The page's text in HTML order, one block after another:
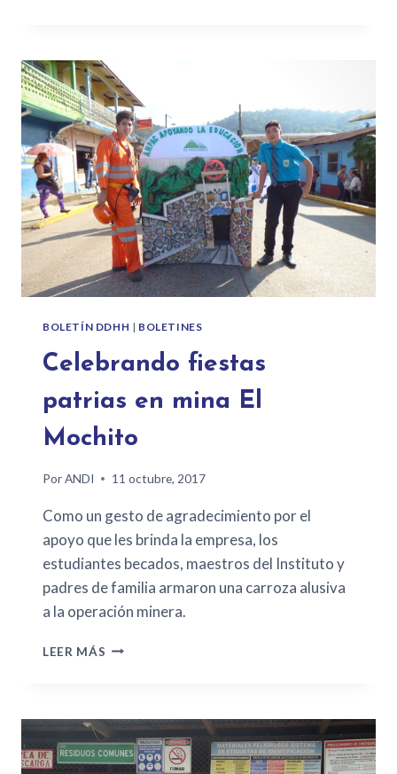
BOLETÍN DDHH | BOLETINES
Celebrando fiestas
patrias en mina El
Mochito
PorANDI 11 octubre, 2017
Como un gesto de agradecimiento por el
apoyo que les brinda la empresa, los
estudiantes becados, maestros del Instituto y
padres de familia armaron una carroza alusiva
a la operación minera.
LEER MÁS